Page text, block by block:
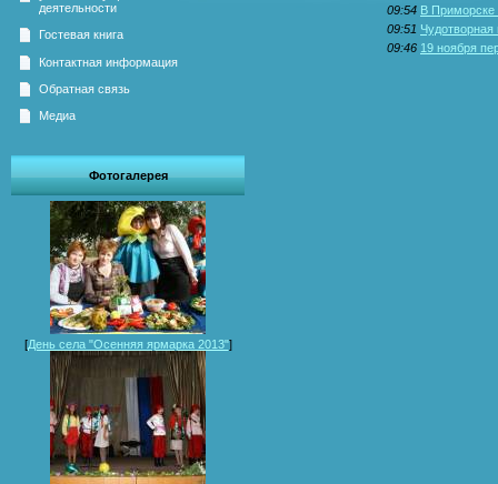
деятельности
Гостевая книга
Контактная информация
Обратная связь
Медиа
Фотогалерея
[День села "Осенняя ярмарка 2013"]
09:54 В Приморске
09:51
09:46 19 ноября